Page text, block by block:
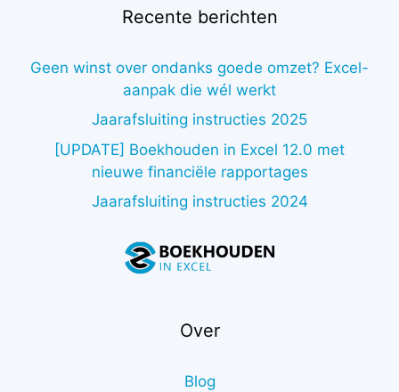
Recente berichten
Geen winst over ondanks goede omzet? Excel-
aanpak die wél werkt
Jaarafsluiting instructies 2025
[UPDATE] Boekhouden in Excel 12.0 met
nieuwe financiële rapportages
Jaarafsluiting instructies 2024
Over
Blog